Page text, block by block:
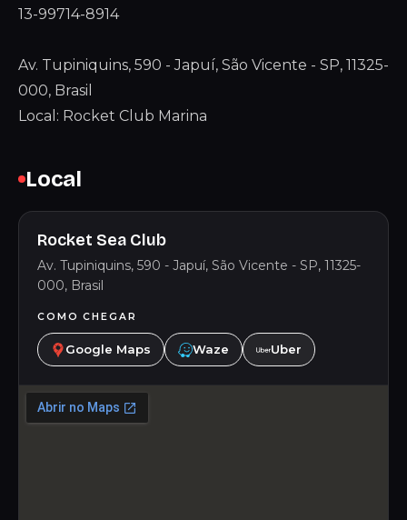
13-99714-8914
Av. Tupiniquins, 590 - Japuí, São Vicente - SP, 11325-
000, Brasil
Local: Rocket Club Marina
Local
Rocket Sea Club
Av. Tupiniquins, 590 - Japuí, São Vicente - SP, 11325-
000, Brasil
COMO CHEGAR
Google Maps Waze Uber